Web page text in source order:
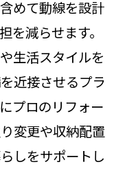
ームで簡単な
ームで清潔感
なリフォーム
ームで狭小住
めて動線を設計
を減らせます。
生活スタイルを
近接させるプラ
プロのリフォー
変更や収納配置
しをサポートし